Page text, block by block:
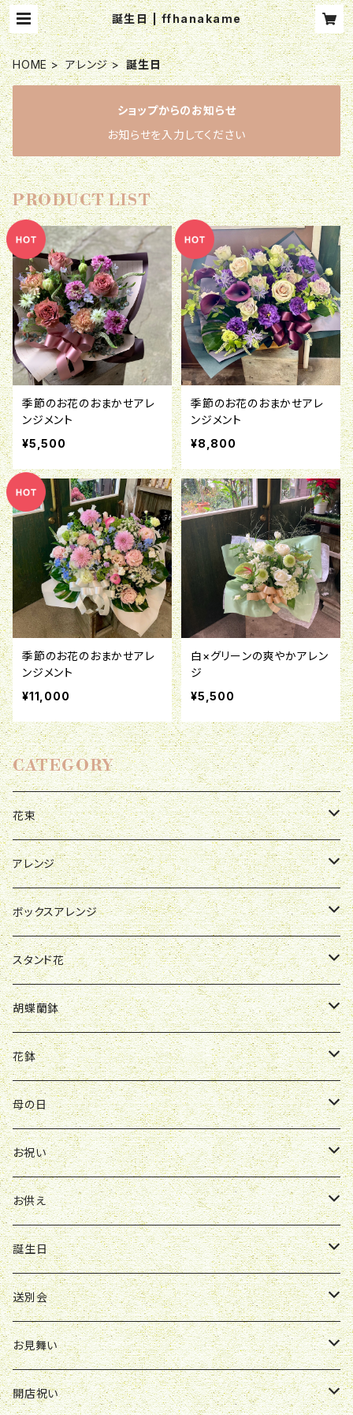
誕生日 | ffhanakame
HOME アレンジ 誕生日
ショップからのお知らせ
お知らせを入力してください
PRODUCT LIST
季節のお花のおまかせアレ
ンジメント
¥5,500
季節のお花のおまかせアレ
ンジメント
¥8,800
季節のお花のおまかせアレ
ンジメント
¥11,000
白×グリーンの爽やかアレン
ジ
¥5,500
CATEGORY
花束
母の日
お祝い
誕生日
お見舞い
送別会
お供え
仏壇花
定期便
アレンジ
母の日
R&P
Y&O
W&G
お祝い
W&G
R&P
Y&O
誕生日
お見舞い
送別会
開店祝い
お供え
ボックスアレンジ
母の日
R&P
Y&O
W&G
ソープフラワー
お祝い
誕生日
お見舞い
送別会
スタンド花
開店祝い
お誕生日
お祝い
発表会
胡蝶蘭鉢
開店祝い
お祝い
花鉢
クレマチス
紫
母の日
花束
アレンジ
ボックスアレンジ
お祝い
花束
アレンジ
ボックスアレンジ
胡蝶蘭鉢
スタンド花
お供え
花束
アレンジ
誕生日
花束
アレンジ
ボックスアレンジ
送別会
花束
アレンジ
お見舞い
花束
開店祝い